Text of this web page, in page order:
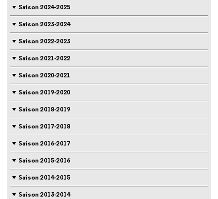
Saison 2024-2025
Saison 2023-2024
Saison 2022-2023
Saison 2021-2022
Saison 2020-2021
Saison 2019-2020
Saison 2018-2019
Saison 2017-2018
Saison 2016-2017
Saison 2015-2016
Saison 2014-2015
Saison 2013-2014